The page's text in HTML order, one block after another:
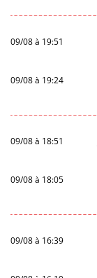
09/08 à 19:51
09/08 à 19:24
09/08 à 18:51
09/08 à 18:05
09/08 à 16:39